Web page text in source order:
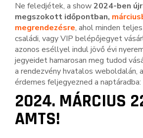
Ne feledjétek, a show2024-ben
megszokott időpontban,
megrendezésre, ahol minden
családi, vagy VIP belépőjegyet
azonos eséllyel indul jövő évi
jegyeidet hamarosan meg tudod
a rendezvény hvatalos weboldalán,
érdemes feljegyezned a naptáradba:
2024. MÁRCIUS
AMTS!